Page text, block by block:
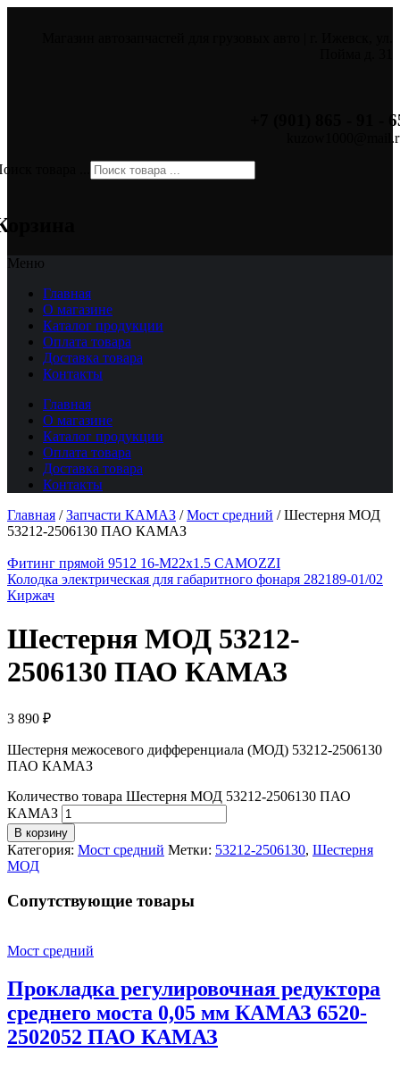
+7 (901) 865 - 91 -
товара ...
Меню
Главная
О магазине
Каталог продукции
Оплата товара
Доставка товара
Контакты
Главная
О магазине
Каталог продукции
Оплата товара
Доставка товара
Контакты
Главная / Запчасти КАМАЗ / Мост средний /Шестерня МОД
53212-2506130 ПАО КАМАЗ
Фитинг прямой 9512 16-M22x1.5 CAMOZZI
Колодка электрическая для габаритного фонаря 282189-01/02
Киржач
Шестерня МОД 53212-
2506130 ПАО КАМАЗ
3 890 ₽
Шестерня межосевого дифференциала (МОД) 53212-2506130
ПАО КАМАЗ
Количество товара Шестерня МОД 53212-2506130 ПАО
КАМАЗ
В корзину
Категория: Мост средний Метки: 53212-2506130, Шестерня
МОД
Cопутствующие товары
Мост средний
Прокладка регулировочная редуктора
среднего моста 0,05 мм КАМАЗ 6520-
2502052 ПАО КАМАЗ